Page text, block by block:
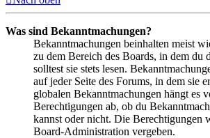
Was sind Bekanntmachungen?
Bekanntmachungen beinhalten meist
zu dem Bereich des Boards, in dem du
solltest sie stets lesen.
auf jeder Seite des Forums, in dem sie
globalen Bekanntmachungen hängt es
Berechtigungen ab, ob du
kannst oder nicht. Die Berechtigungen
Board-Administration vergeben.